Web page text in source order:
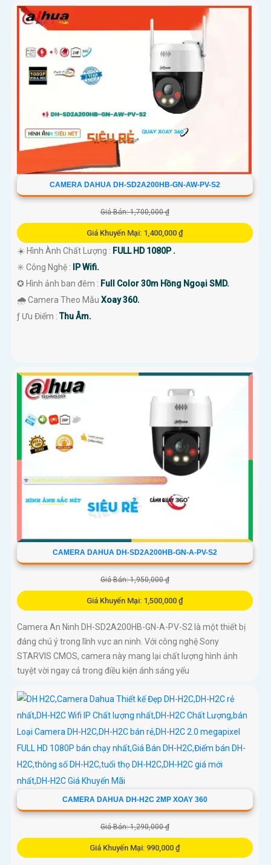
CAMERA DAHUA DH-SD2A200HB-GN-AW-PV-S2
Giá Bán: 1,700,000 ₫
Giá Khuyến Mại: 1,400,000 ₫
☀️ Hình Ành Chất Lượng : FULL HD 1080P .
✳️ Công Nghệ :
IP Wifi.
✪ Hình ảnh ban đêm : Full Color 30m Hồng Ngoại SMD.
🌧️ Camera Theo Mẫu Xoay 360.
️ƒ Ưu Điểm :Thu Âm.
CAMERA DAHUA DH-SD2A200HB-GN-A-PV-S2
Giá Bán: 1,950,000 ₫
Giá Khuyến Mại: 1,500,000 ₫
Camera An Ninh DH-SD2A200HB-GN-A-PV-S2 là một thiết bị
đáng chú ý trong lĩnh vực an ninh. Với công nghệ Sony
STARVIS CMOS, camera này mang lại chất lượng hình ảnh
tuyệt vời ngay cả trong điều kiện ánh sáng yếu
CAMERA DAHUA DH-H2C 2MP XOAY 360
Giá Bán: 1,290,000 ₫
Giá Khuyến Mại: 990,000 ₫